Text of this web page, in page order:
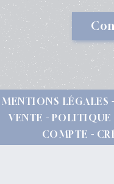
MENTIONS LÉGALES
VENTE
POLITIQUE
COMPTE